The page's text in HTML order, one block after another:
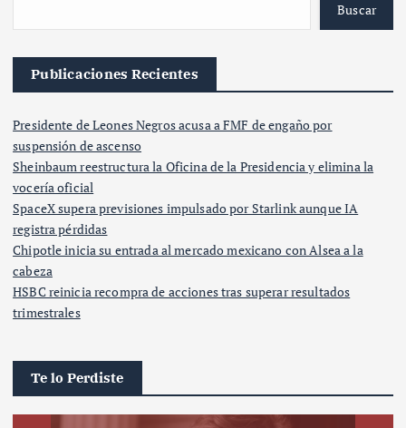
Buscar
Publicaciones Recientes
Presidente de Leones Negros acusa a FMF de engaño por
suspensión de ascenso
Sheinbaum reestructura la Oficina de la Presidencia y elimina la
vocería oficial
SpaceX supera previsiones impulsado por Starlink aunque IA
registra pérdidas
Chipotle inicia su entrada al mercado mexicano con Alsea a la
cabeza
HSBC reinicia recompra de acciones tras superar resultados
trimestrales
Te lo Perdiste